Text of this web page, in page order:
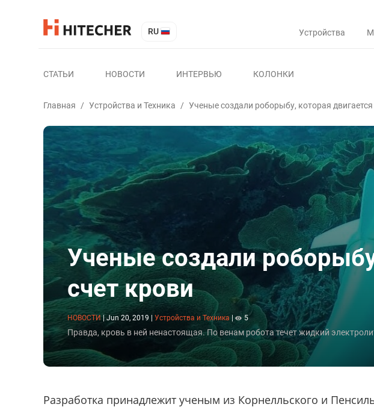
RU Устройства
СТАТЬИ НОВОСТИ ИНТЕРВЬЮ КОЛОНКИ
Главная / Устройства и Техника / Ученые создали роборыбу, которая двигается
Ученые создали
счет крови
НОВОСТИ | Jun 20, 2019 Устройства и Техника 5
Правда, кровь в ней ненастоящая. По венам робота течет жидкий
Разработка принадлежит ученым из Корнелльского и